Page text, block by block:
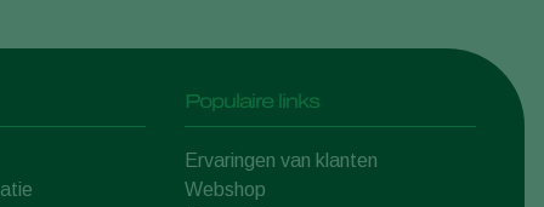
Populaire links
Ervaringen van klanten
Webshop